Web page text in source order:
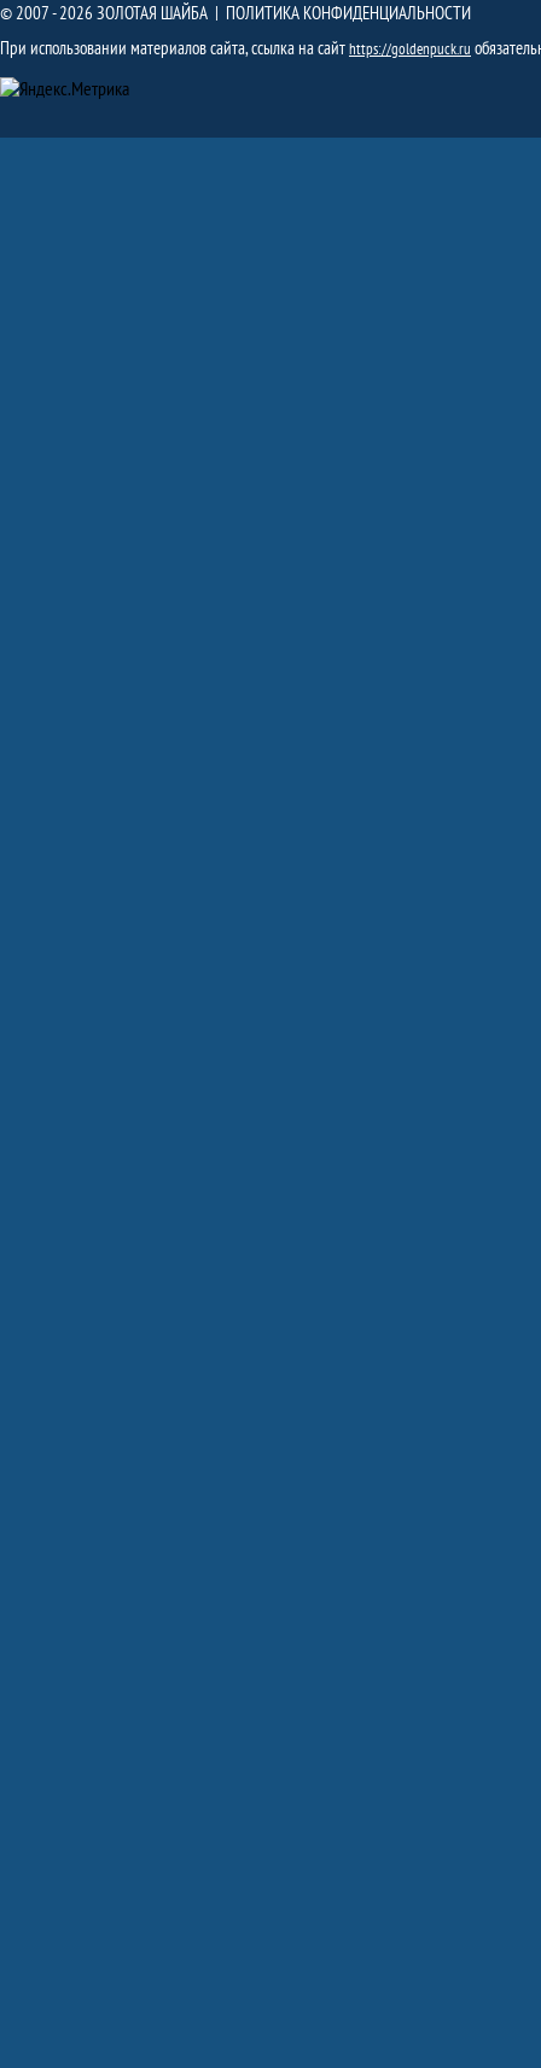
© 2007 - 2026 ЗОЛОТАЯ ШАЙБА | ПОЛИТИКА КОНФИДЕНЦИАЛЬНОСТИ
При использовании материалов сайта, ссылка на сайтhttps://goldenpuck.ru